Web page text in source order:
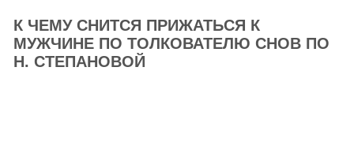
К ЧЕМУ СНИТСЯ ПРИЖАТЬСЯ К
МУЖЧИНЕ ПО ТОЛКОВАТЕЛЮ СНОВ ПО
Н. СТЕПАНОВОЙ